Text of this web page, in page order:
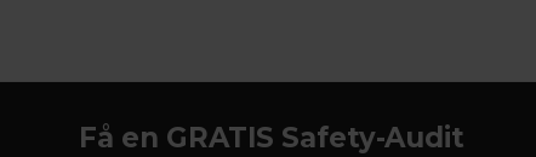
Få en GRATIS Safety-Audit